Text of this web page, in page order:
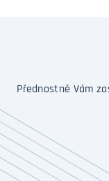
Přednostně Vám